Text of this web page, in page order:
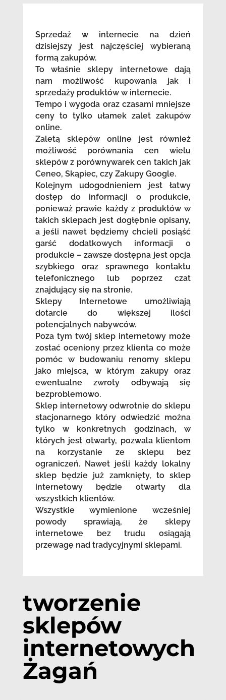
Sprzedaż w internecie na dzień
dzisiejszy jest najczęściej wybieraną
formą zakupów.
To właśnie sklepy internetowe dają
nam możliwość kupowania jak i
sprzedaży produktów w internecie.
Tempo i wygoda oraz czasami mniejsze
ceny to tylko ułamek zalet zakupów
online.
Zaletą sklepów online jest również
możliwość porównania cen wielu
sklepów z porównywarek cen takich jak
Ceneo, Skąpiec, czy Zakupy Google.
Kolejnym udogodnieniem jest łatwy
dostęp do informacji o produkcie,
ponieważ prawie każdy z produktów w
takich sklepach jest dogłębnie opisany,
a jeśli nawet będziemy chcieli posiąść
garść dodatkowych informacji o
produkcie – zawsze dostępna jest opcja
szybkiego oraz sprawnego kontaktu
telefonicznego lub poprzez czat
znajdujący się na stronie.
Sklepy Internetowe umożliwiają
dotarcie do większej ilości
potencjalnych nabywców.
Poza tym twój sklep internetowy może
zostać oceniony przez klienta co może
pomóc w budowaniu renomy sklepu
jako miejsca, w którym zakupy oraz
ewentualne zwroty odbywają się
bezproblemowo.
Sklep internetowy odwrotnie do sklepu
stacjonarnego który odwiedzić można
tylko w konkretnych godzinach, w
których jest otwarty, pozwala klientom
na korzystanie ze sklepu bez
ograniczeń. Nawet jeśli każdy lokalny
sklep będzie już zamknięty, to sklep
internetowy będzie otwarty dla
wszystkich klientów.
Wszystkie wymienione wcześniej
powody sprawiają, że sklepy
internetowe bez trudu osiągają
przewagę nad tradycyjnymi sklepami.
tworzenie
sklepów
internetowych
Żagań